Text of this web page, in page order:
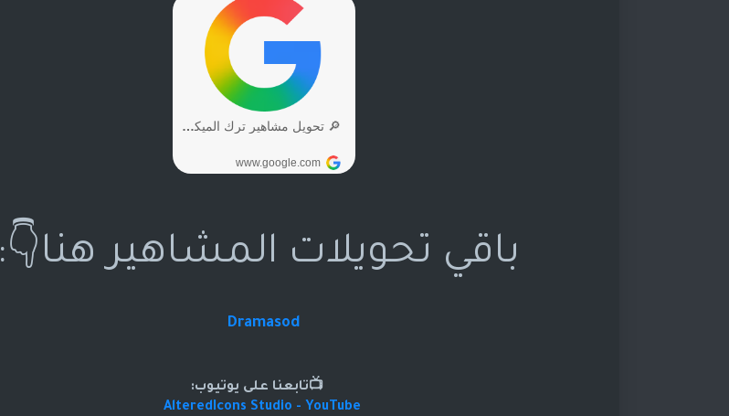
باقي تحويلات المشاهير هنا👇:
Dramasod
📺تابعنا على يوتيوب:
AlteredIcons Studio - YouTube